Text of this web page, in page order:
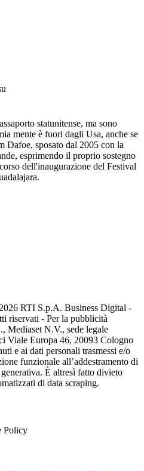
statunitense, ma sono
mente è fuori dagli Usa, anche se
sposato dal 2005 con la
esprimendo il proprio sostegno
dell'inaugurazione del Festival
RTI S.p.A. Business Digital -
riservati - Per la pubblicità
Mediaset N.V., sede legale
Viale Europa 46, 20093 Cologno
e ai dati personali trasmessi e/o
funzionale all’addestramento di
È altresì fatto divieto
di data scraping.
Policy